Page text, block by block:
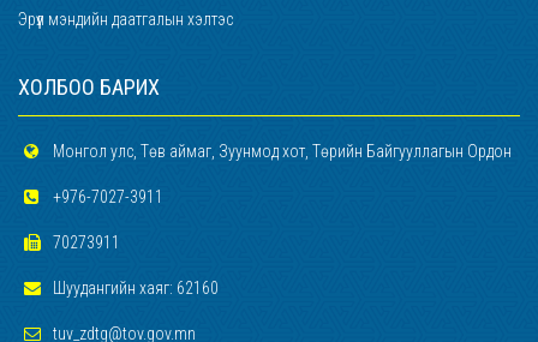
Эрүүл мэндийн даатгалын хэлтэс
ХОЛБОО БАРИХ
Монгол улс, Төв аймаг, Зуунмод хот, Төрийн Байгууллагын Ордон
+976-7027-3911
70273911
Шуудангийн хаяг: 62160
tuv_zdtg@tov.gov.mn